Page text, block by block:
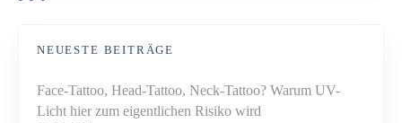
NEUESTE BEITRÄGE
Face-Tattoo, Head-Tattoo, Neck-Tattoo? Warum UV-
Licht hier zum eigentlichen Risiko wird